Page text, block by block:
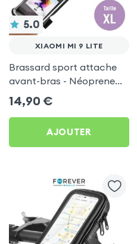
5.0
XIAOMI MI 9 LITE
Brassard sport attache
avant-bras - Néoprene
pour Xiaomi Mi 9 Lite
14,90 €
AJOUTER